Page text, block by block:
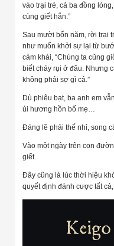
vào trại trẻ, cả ba đồng
cùng giết hắn.”
Sau mười bốn năm, rời trại
như muốn khởi sự lại từ
cảm khái, “Chúng ta cũng
biết cháy rụi ở đâu. Nhưng
không phải sợ gì cả.”
Dù phiêu bạt, ba anh em
ủi hương hồn bố mẹ…
Đáng lẽ phải thế nhỉ, song
Vào một ngày trên con
giết.
Đây cũng là lúc thời hiệu
quyết định đánh cược tất